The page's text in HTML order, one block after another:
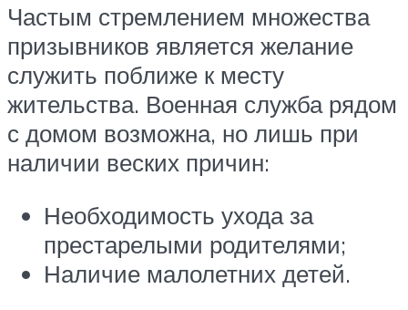
Частым стремлением множества
призывников является желание
служить поближе к месту
жительства. Военная служба рядом
с домом возможна, но лишь при
наличии веских причин:
Необходимость ухода за
престарелыми родителями;
Наличие малолетних детей.